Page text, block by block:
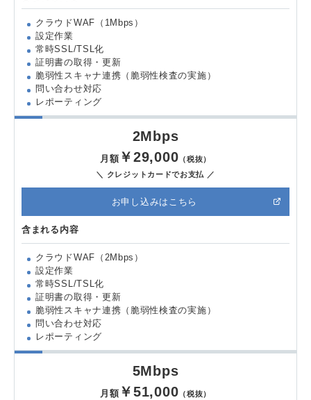
クラウドWAF（1Mbps）
設定作業
常時SSL/TSL化
証明書の取得・更新
脆弱性スキャナ連携（脆弱性検査の実施）
問い合わせ対応
レポーティング
2Mbps
月額￥29,000 （税抜）
＼ クレジットカードでお支払 ／
お申し込みはこちら
含まれる内容
クラウドWAF（2Mbps）
設定作業
常時SSL/TSL化
証明書の取得・更新
脆弱性スキャナ連携（脆弱性検査の実施）
問い合わせ対応
レポーティング
5Mbps
月額￥51,000 （税抜）